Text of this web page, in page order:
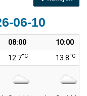
06-10
08:00
10:00
12.7°C 13.8°C